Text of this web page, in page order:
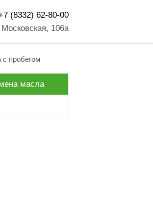
(8332) 62-80-00
106а
с пробегом
масла